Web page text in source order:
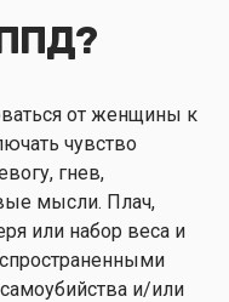
от женщины к
чувство
гнев,
мысли. Плач,
или набор веса и
и/или